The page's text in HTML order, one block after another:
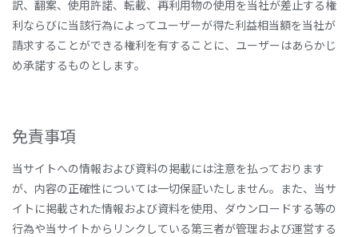
訳、翻案、使用許諾、転載、再利用物の使用を当社が差止する権
利ならびに当該行為によってユーザーが得た利益相当額を当社が
請求することができる権利を有することに、ユーザーはあらかじ
め承諾するものとします。
免責事項
当サイトへの情報および資料の掲載には注意を払っております
が、内容の正確性については一切保証いたしません。また、当サ
イトに掲載された情報および資料を使用、ダウンロードする等の
行為や当サイトからリンクしている第三者が管理および運営する